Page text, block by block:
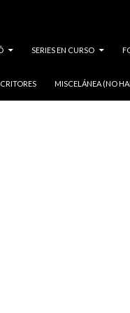
SERIES EN CURSO
MISCELÁNEA (NO